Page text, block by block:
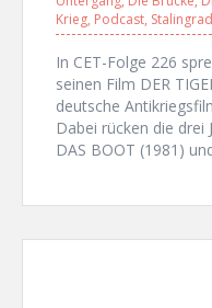
Krieg, Podcast, Stalingrad
In CET-Folge 226
seinen Film DER
deutsche
Dabei rücken die drei
DAS BOOT (1981)